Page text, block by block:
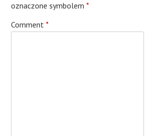
oznaczone symbolem*
Comment*